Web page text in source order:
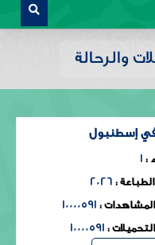
والرحالة
إسطنبول
:
1
:
2026
:
10000591
:
10000591